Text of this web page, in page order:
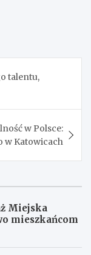
talentu,
w Polsce:
w Katowicach
Miejska
mieszkańcom